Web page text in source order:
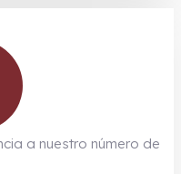
a nuestro número de